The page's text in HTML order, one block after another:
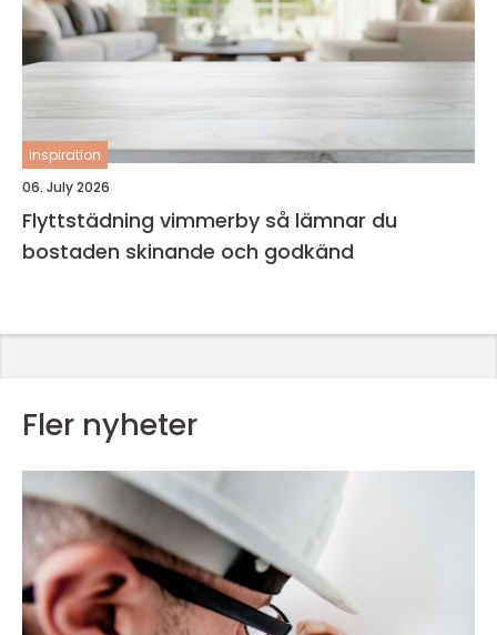
inspiration
06. July 2026
Flyttstädning vimmerby så lämnar du
bostaden skinande och godkänd
Fler nyheter